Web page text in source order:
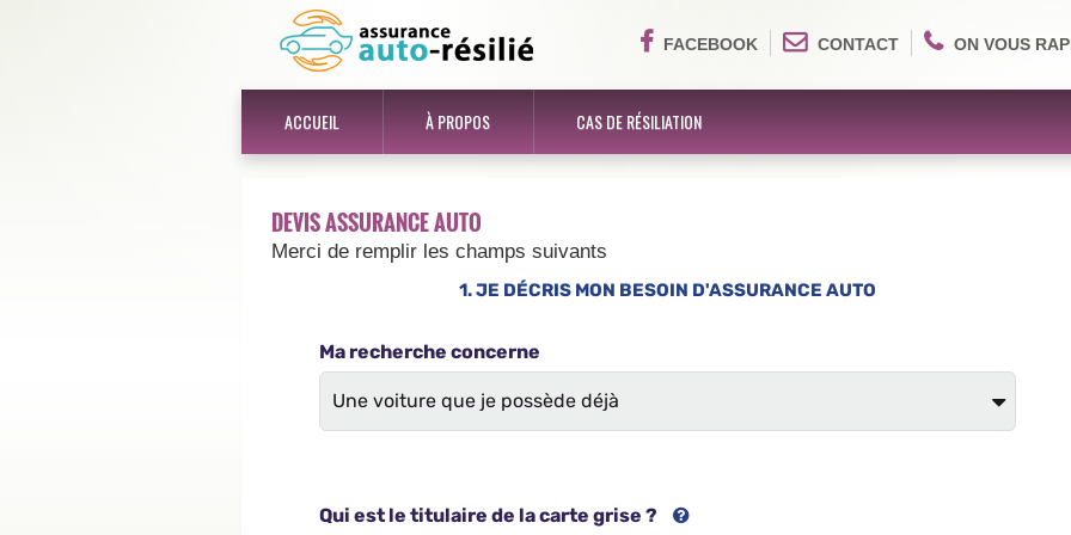
FACEBOOK CONTACT ON VOUS
ACCUEIL À PROPOS CAS DE RÉSILIATION
DEVIS ASSURANCE AUTO
Merci de remplir les champs suivants